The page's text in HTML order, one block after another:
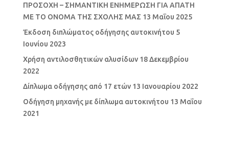
ΠΡΟΣΟΧΗ – ΣΗΜΑΝΤΙΚΗ ΕΝΗΜΕΡΩΣΗ ΓΙΑ ΑΠΑΤΗ
ΜΕ ΤΟ ΟΝΟΜΑ ΤΗΣ ΣΧΟΛΗΣ ΜΑΣ 13 Μαΐου 2025
Έκδοση διπλώματος οδήγησης αυτοκινήτου 5
Ιουνίου 2023
Χρήση αντιλοσθητικών αλυσίδων 18 Δεκεμβρίου
2022
Δίπλωμα οδήγησης από 17 ετών 13 Ιανουαρίου 2022
Οδήγηση μηχανής με δίπλωμα αυτοκινήτου 13 Μαΐου
2021